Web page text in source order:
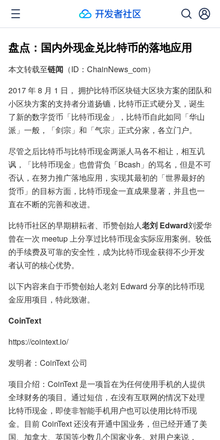
盘点：国内外现金兑比特币的落地应用
本文转载至链闻 （ID：ChainNews_com）
2017 年 8 月 1 日， 拥护比特币区块链大区块方案的团队和
小区块方案的支持者分道扬镳，比特币正式硬分叉，诞生
了新的数字货币「比特币现金」，比特币自此如同「华山
派」一般，「剑宗」和「气宗」正式分家，各立门户。
尽管之后比特币与比特币现金两派人马各不相让，相互讥
讽，「比特币现金」也曾背负「Bcash」的骂名，但是不可
否认，在努力推广落地应用，实现其最初的「世界最好的
货币」的目标方面，比特币现金一直成果显著，并且也一
直在不断的完善和改进。
比特币社区的早期耕耘者、币赞创始人老刘 Edward刘爱华
曾在一次 meetup 上分享过比特币现金实际应用案例。较低
的手续费及可靠的安全性，成为比特币现金获得不少开发
者认可的核心优势。
以下内容来自于币赞创始人老刘 Edward 分享的比特币现
金应用项目，特此致谢。
CoinText
https://cointext.io/
发明者：CoinText 公司
项目介绍：CoinText 是一项旨在为任何使用手机的人提供
全球财务的项目。通过短信，在没有互联网的情况下处理
比特币现金，即使非智能手机用户也可以使用比特币现
金。目前 CoinText 还没有开通中国业务，但已经开通了美
国、加拿大、英国等少数几个国家业务。对用户来说，